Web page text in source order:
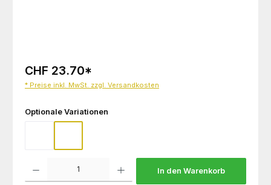
CHF 23.70*
* Preise inkl. MwSt. zzgl. Versandkosten
Optionale Variationen
In den Warenkorb